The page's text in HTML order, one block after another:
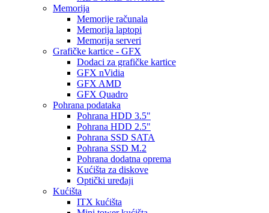
Memorija
Memorije računala
Memorija laptopi
Memorija serveri
Grafičke kartice - GFX
Dodaci za grafičke kartice
GFX nVidia
GFX AMD
GFX Quadro
Pohrana podataka
Pohrana HDD 3.5"
Pohrana HDD 2.5"
Pohrana SSD SATA
Pohrana SSD M.2
Pohrana dodatna oprema
Kućišta za diskove
Optički uređaji
Kućišta
ITX kućišta